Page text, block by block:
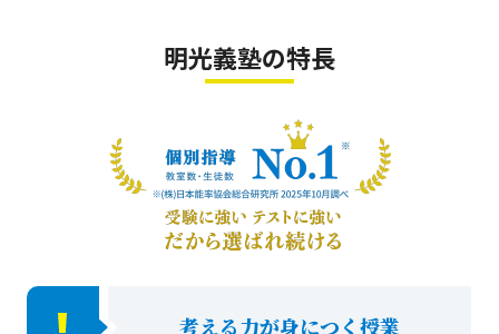
明光義塾の特長
考える力が身につく授業